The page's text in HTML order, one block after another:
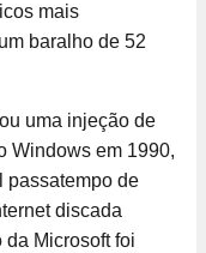
mais
baralho de 52
uma injeção de
Windows em 1990,
passatempo de
discada
da Microsoft foi